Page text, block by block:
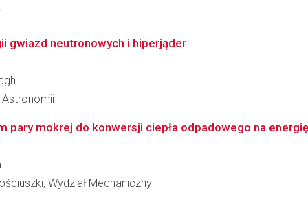
gwiazd neutronowych i hiperjąder
Astronomii
pary mokrej do konwersji ciepła odpadowego na
Wydział Mechaniczny